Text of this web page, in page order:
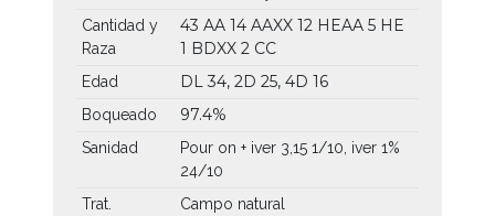
Cantidad y
Raza
43 AA 14 AAXX 12 HEAA 5 HE
1 BDXX 2 CC
Edad DL 34, 2D 25, 4D 16
Boqueado 97.4%
Sanidad
Pour on + iver 3,15 1/10, iver 1%
24/10
Trat.
Campo natural